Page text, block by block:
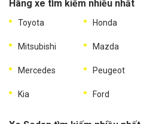
Hãng xe tìm kiếm nhiều nhất
Toyota Honda
Mitsubishi Mazda
Mercedes Peugeot
Kia Ford